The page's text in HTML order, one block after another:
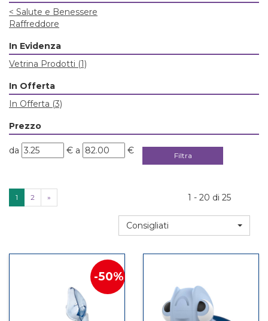
< Salute e Benessere
Raffreddore
In Evidenza
Vetrina Prodotti (1)
In Offerta
In Offerta (3)
Prezzo
filtra
da
da €
filtra
a
a €
1 2 » 1 - 20 di 25
Consigliati
50%